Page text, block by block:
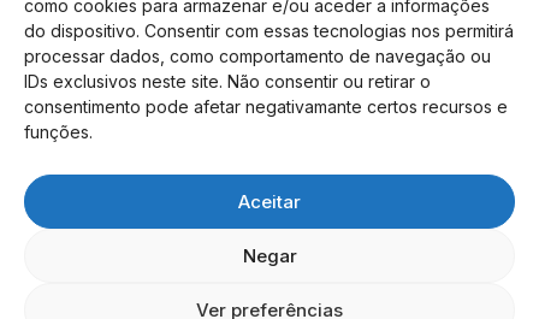
como cookies para armazenar e/ou aceder a informações
do dispositivo. Consentir com essas tecnologias nos permitirá
processar dados, como comportamento de navegação ou
IDs exclusivos neste site. Não consentir ou retirar o
consentimento pode afetar negativamante certos recursos e
funções.
Aceitar
Negar
Ver preferências
Espanha
+34 930 460 118
Moradas
Antão, n.º 89 1169-022 Lisboa
– Portugal
Passeig de Gràcia 53 Ático
08007 Barcelona – Espanha